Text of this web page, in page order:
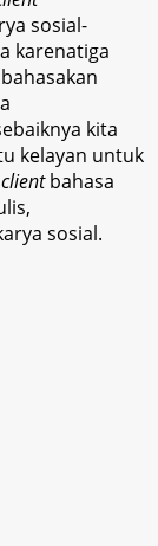
sosial-
karenatiga
kita
kelayan untuk
clientbahasa
sosial.